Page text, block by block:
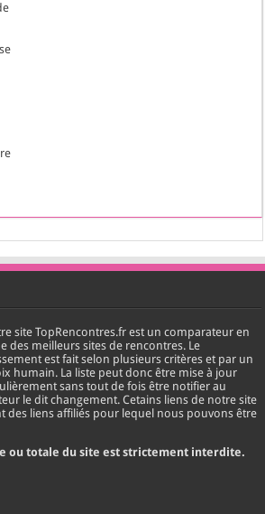
site TopRencontres.fr est un comparateur en
des meilleurs sites de rencontres. Le
est fait selon plusieurs critères et par un
humain. La liste peut donc être mise à jour
sans tout de fois être notifier au
le dit changement. Cetains liens de notre site
des liens affiliés pour lequel nous pouvons être
ou totale du site est strictement interdite.